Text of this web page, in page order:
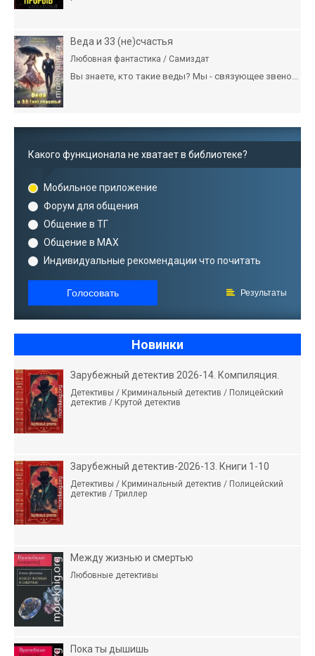
Веда и 33 (не)счастья
Любовная фантастика / Самиздат
Вы знаете, кто такие веды? Мы - связующее звено...
Какого функционала не хватает в библиотеке?
Мобильное приложение
Форум для общения
Общение в ТГ
Общение в MAX
Индивидуальные рекомендации что почитать
Голосовать Результаты
Новинки
Зарубежный детектив 2026-14. Компиляция.
Детективы / Криминальный детектив / Полицейский
детектив / Крутой детектив
Зарубежный детектив-2026-13. Книги 1-10
Детективы / Криминальный детектив / Полицейский
детектив / Триллер
Между жизнью и смертью
Любовные детективы
Пока ты дышишь